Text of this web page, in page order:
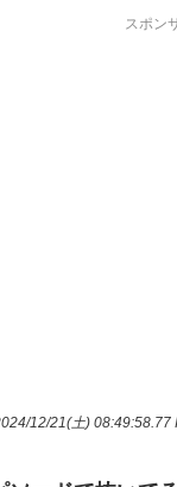
スポン
12/21(土) 08:49:58.77